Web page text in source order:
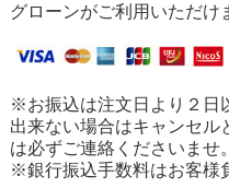
グローンがご利用いただけ
※お振込は注文日より２日
出来ない場合はキャンセル
は必ずご連絡くださいませ。
※銀行振込手数料はお客様